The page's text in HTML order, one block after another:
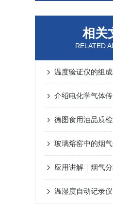
相关
RELATED
温度验证仪的组
玻璃熔窑中的烟